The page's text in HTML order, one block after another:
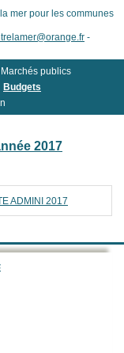
mer pour les communes
-
Marchés publics
Budgets
2017